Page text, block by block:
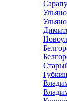
Губкин